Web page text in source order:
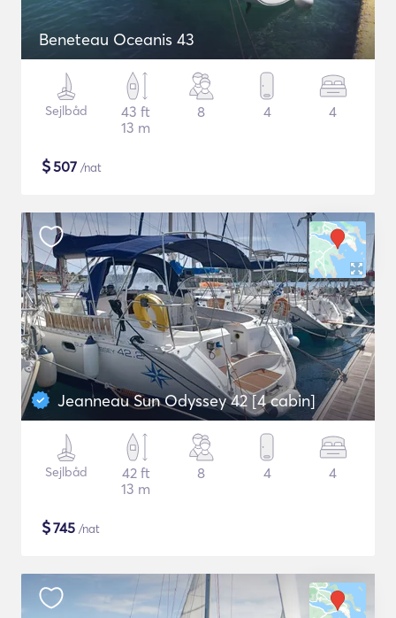
Beneteau Oceanis 43
Sejlbåd
43 ft
13 m
8 4 4
$507 /nat
Jeanneau Sun Odyssey 42 [4 cabin]
Sejlbåd
42 ft
13 m
8 4 4
$745 /nat